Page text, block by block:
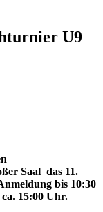
U9
Saal das 11.
bis 10:30
15:00 Uhr.